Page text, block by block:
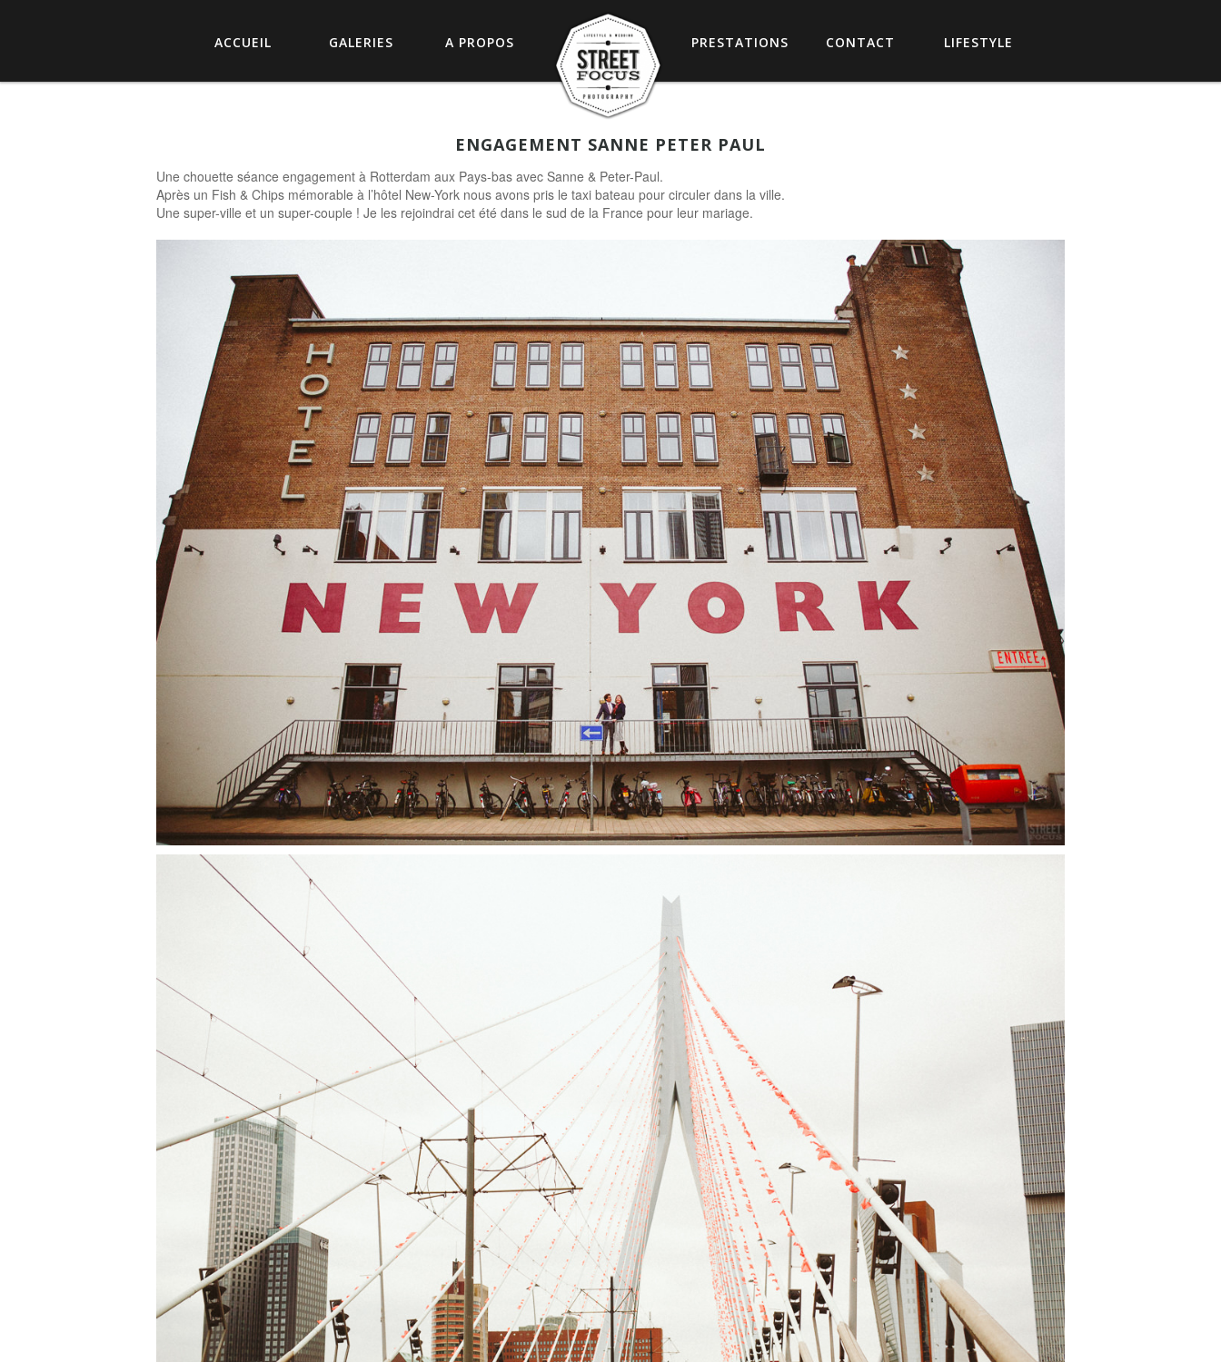
ACCUEIL GALERIES A PROPOS PRESTATIONS CONTACT LIFESTYLE
ENGAGEMENT SANNE PETER PAUL
Une chouette séance engagement à Rotterdam aux Pays-bas avec Sanne & Peter-Paul.
Après un Fish & Chips mémorable à l’hôtel New-York nous avons pris le taxi bateau pour circuler dans la ville.
Une super-ville et un super-couple ! Je les rejoindrai cet été dans le sud de la France pour leur mariage.